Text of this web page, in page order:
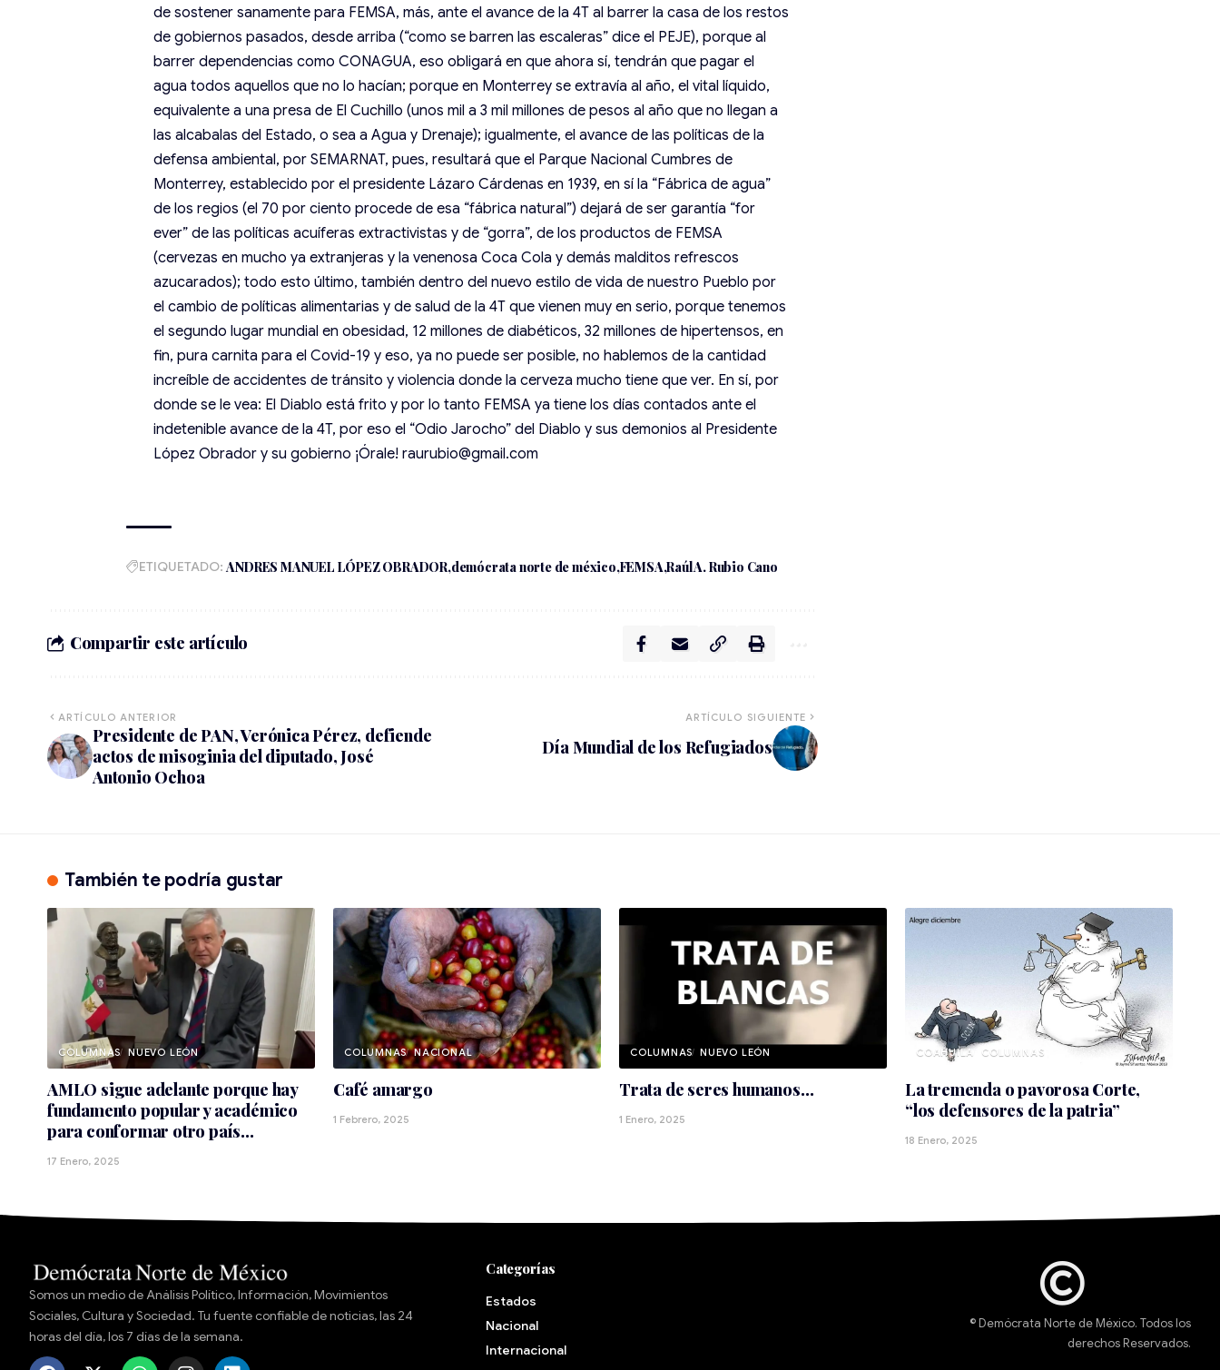
de sostener sanamente para FEMSA, más, ante el avance de la 4T al barrer la casa de los restos
de gobiernos pasados, desde arriba (“como se barren las escaleras” dice el PEJE), porque al
barrer dependencias como CONAGUA, eso obligará en que ahora sí, tendrán que pagar el
agua todos aquellos que no lo hacían; porque en Monterrey se extravía al año, el vital líquido,
equivalente a una presa de El Cuchillo (unos mil a 3 mil millones de pesos al año que no llegan a
las alcabalas del Estado, o sea a Agua y Drenaje); igualmente, el avance de las políticas de la
defensa ambiental, por SEMARNAT, pues, resultará que el Parque Nacional Cumbres de
Monterrey, establecido por el presidente Lázaro Cárdenas en 1939, en sí la “Fábrica de agua”
de los regios (el 70 por ciento procede de esa “fábrica natural”) dejará de ser garantía “for
ever” de las políticas acuíferas extractivistas y de “gorra”, de los productos de FEMSA
(cervezas en mucho ya extranjeras y la venenosa Coca Cola y demás malditos refrescos
azucarados); todo esto último, también dentro del nuevo estilo de vida de nuestro Pueblo por
el cambio de políticas alimentarias y de salud de la 4T que vienen muy en serio, porque tenemos
el segundo lugar mundial en obesidad, 12 millones de diabéticos, 32 millones de hipertensos, en
fin, pura carnita para el Covid-19 y eso, ya no puede ser posible, no hablemos de la cantidad
increíble de accidentes de tránsito y violencia donde la cerveza mucho tiene que ver. En sí, por
donde se le vea: El Diablo está frito y por lo tanto FEMSA ya tiene los días contados ante el
indetenible avance de la 4T, por eso el “Odio Jarocho” del Diablo y sus demonios al Presidente
López Obrador y su gobierno ¡Órale! raurubio@gmail.com
ETIQUETADO: ANDRES MANUEL LÓPEZ OBRADOR demócrata norte de méxico FEMSA Raúl A. Rubio Cano
Compartir este artículo
ARTÍCULO ANTERIOR
Presidente de PAN, Verónica Pérez, defiende
actos de misoginia del diputado, José
Antonio Ochoa
ARTÍCULO SIGUIENTE
Día Mundial de los Refugiados
También te podría gustar
COLUMNAS‏ NUEVO LEÓN
AMLO sigue adelante porque hay
fundamento popular y académico
para conformar otro país…
17 Enero, 2025
COLUMNAS‏ NACIONAL
Café amargo
1 Febrero, 2025
COLUMNAS‏ NUEVO LEÓN
Trata de seres humanos…
1 Enero, 2025
COAHUILA
La tremenda o pavorosa Corte,
“los defensores de la patria”
18 Enero, 2025
Somos un medio de Análisis Político, Información, Movimientos
Sociales, Cultura y Sociedad. Tu fuente confiable de noticias, las 24
horas del día, los 7 días de la semana.
Categorías
Estados
Nacional
Internacional
© Demócrata Norte de México. Todos los
derechos Reservados.